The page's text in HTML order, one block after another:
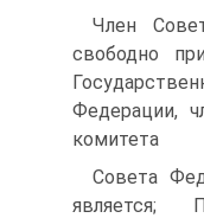
Член
свободно
Федерации,
комитета
Совета
является;